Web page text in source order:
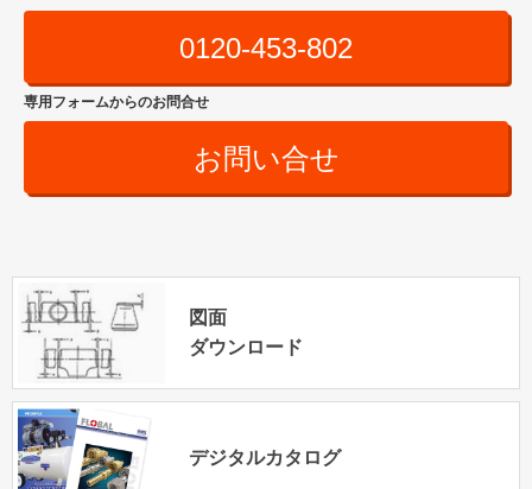
0120-453-802
専用フォームからのお問合せ
お問い合せ
図面
ダウンロード
デジタルカタログ